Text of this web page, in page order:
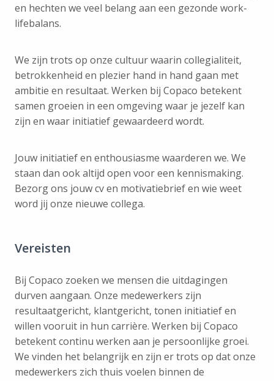
en hechten we veel belang aan een gezonde work-
lifebalans.
We zijn trots op onze cultuur waarin collegialiteit,
betrokkenheid en plezier hand in hand gaan met
ambitie en resultaat. Werken bij Copaco betekent
samen groeien in een omgeving waar je jezelf kan
zijn en waar initiatief gewaardeerd wordt.
Jouw initiatief en enthousiasme waarderen we. We
staan dan ook altijd open voor een kennismaking.
Bezorg ons jouw cv en motivatiebrief en wie weet
word jij onze nieuwe collega.
Vereisten
Bij Copaco zoeken we mensen die uitdagingen
durven aangaan. Onze medewerkers zijn
resultaatgericht, klantgericht, tonen initiatief en
willen vooruit in hun carrière. Werken bij Copaco
betekent continu werken aan je persoonlijke groei.
We vinden het belangrijk en zijn er trots op dat onze
medewerkers zich thuis voelen binnen de